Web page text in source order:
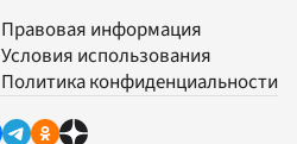
Правовая информация
Условия использования
Политика конфиденциальности